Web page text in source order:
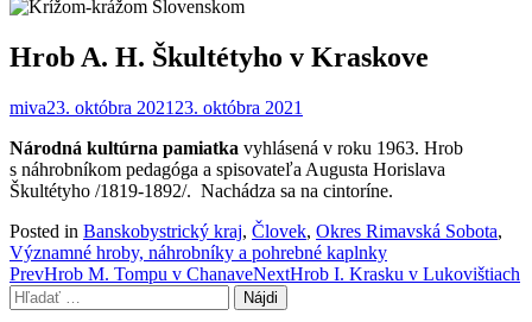
Hrob A. H. Škultétyho v Kraskove
miva23. októbra 2021 23. októbra 2021
Národná kultúrna pamiatka vyhlásená v roku 1963. Hrob
s náhrobníkom pedagóga a spisovateľa Augusta Horislava
Škultétyho /1819-1892/. Nachádza sa na cintoríne.
Posted in Banskobystrický kraj, Človek, Okres Rimavská Sobota,
Významné hroby, náhrobníky a pohrebné kaplnky
Post
navigation
PrevHrob M. Tompu v ChanaveNextHrob I. Krasku v Lukovištiach
Hľadať: